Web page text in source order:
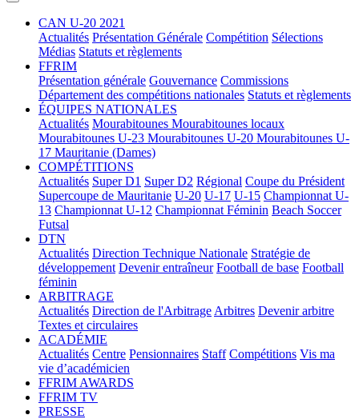
CAN U-20 2021
Actualités Présentation Générale Compétition Sélections
Médias Statuts et règlements
FFRIM
Présentation générale Gouvernance Commissions
Département des compétitions nationales Statuts et règlements
ÉQUIPES NATIONALES
Actualités Mourabitounes Mourabitounes locaux
Mourabitounes U-23 Mourabitounes U-20 Mourabitounes U-
17 Mauritanie (Dames)
COMPÉTITIONS
Actualités Super D1 Super D2 Régional Coupe du Président
Supercoupe de Mauritanie U-20 U-17 U-15 Championnat U-
13 Championnat U-12 Championnat Féminin Beach Soccer
Futsal
DTN
Actualités Direction Technique Nationale Stratégie de
développement Devenir entraîneur Football de base Football
féminin
ARBITRAGE
Actualités Direction de l'Arbitrage Arbitres Devenir arbitre
Textes et circulaires
ACADÉMIE
Actualités Centre Pensionnaires Staff Compétitions Vis ma
vie d’académicien
FFRIM AWARDS
FFRIM TV
PRESSE